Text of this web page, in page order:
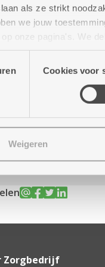
als ze strikt
we jouw
onze pagina's. We
advertenties en
Cookies voor
Weigeren
Zorgbedrijf